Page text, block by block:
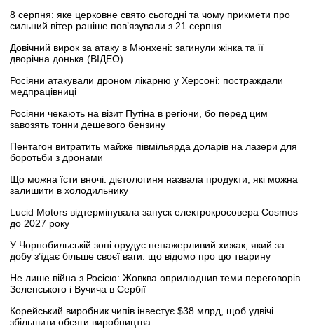
8 серпня: яке церковне свято сьогодні та чому прикмети про
сильний вітер раніше пов’язували з 21 серпня
Довічний вирок за атаку в Мюнхені: загинули жінка та її
дворічна донька (ВІДЕО)
Росіяни атакували дроном лікарню у Херсоні: постраждали
медпрацівниці
Росіяни чекають на візит Путіна в регіони, бо перед цим
завозять тонни дешевого бензину
Пентагон витратить майже півмільярда доларів на лазери для
боротьби з дронами
Що можна їсти вночі: дієтологиня назвала продукти, які можна
залишити в холодильнику
Lucid Motors відтермінувала запуск електрокросовера Cosmos
до 2027 року
У Чорнобильській зоні орудує ненажерливий хижак, який за
добу з’їдає більше своєї ваги: що відомо про цю тварину
Не лише війна з Росією: Жовква оприлюднив теми переговорів
Зеленського і Вучича в Сербії
Корейський виробник чипів інвестує $38 млрд, щоб удвічі
збільшити обсяги виробництва